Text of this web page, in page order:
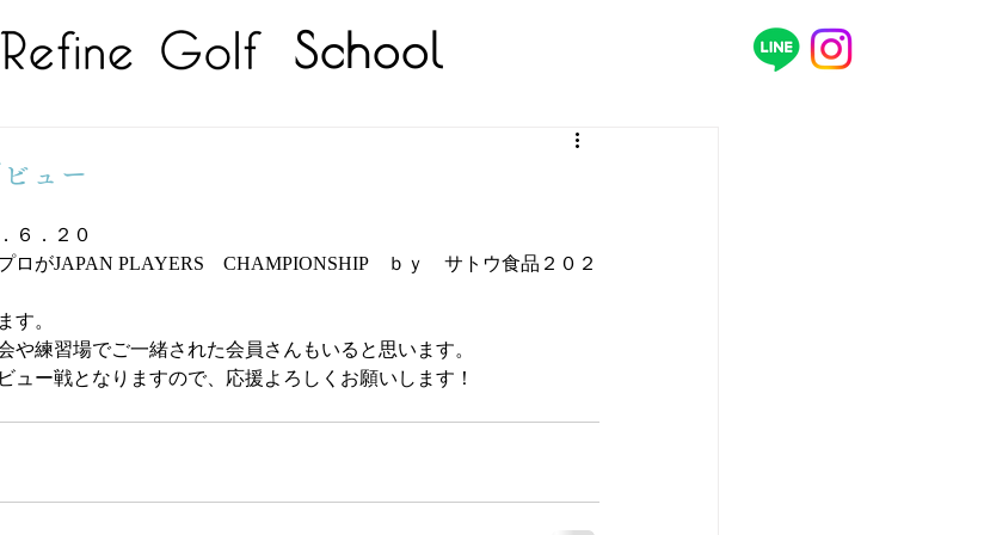
School
ュー
６．２０
ロがJAPAN PLAYERS　CHAMPIONSHIP　ｂｙ　サトウ食品２０２
す。
や練習場でご一緒された会員さんもいると思います。
ュー戦となりますので、応援よろしくお願いします！